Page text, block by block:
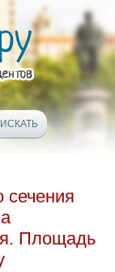
сечения
Площадь